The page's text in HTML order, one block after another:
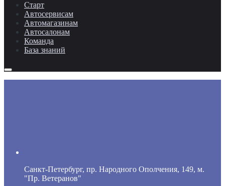
Старт
Автосервисам
Автомагазинам
Автосалонам
Команда
База знаний
Санкт-Петербург, пр. Народного Ополчения, 149, м.
"Пр. Ветеранов"